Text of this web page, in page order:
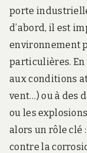
porte
d’abord, il est
environnement
particulières. En
aux conditions
vent…) ou à des
ou les
alors un rôle clé
contre la